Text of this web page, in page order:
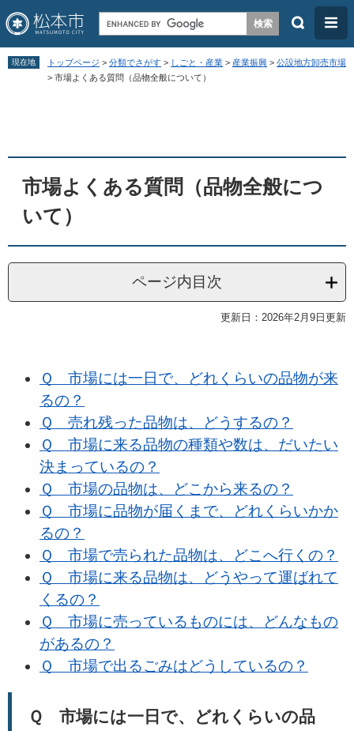
ペ
メ
へ
検
メ
ニ
ュ
現在地 トップページ > 分類でさがす > しごと・産業 > 産業振興 > 公設地方卸売市場
> 市場よくある質問（品物全般について）
市場よくある質問（品物全般につ
いて）
ページ内目次
更新日：2026年2月9日更新
Ｑ 市場には一日で、どれくらいの品物が来
るの？
Ｑ 売れ残った品物は、どうするの？
Ｑ 市場に来る品物の種類や数は、だいたい
決まっているの？
Ｑ 市場の品物は、どこから来るの？
Ｑ 市場に品物が届くまで、どれくらいかか
るの？
Ｑ 市場で売られた品物は、どこへ行くの？
Ｑ 市場に来る品物は、どうやって運ばれて
くるの？
Ｑ 市場に売っているものには、どんなもの
があるの？
Ｑ 市場で出るごみはどうしているの？
Ｑ 市場には一日で、どれくらいの品